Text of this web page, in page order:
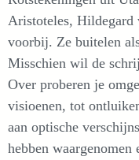
Aristoteles, Hildegard
voorbij. Ze buitelen
Misschien wil de
Over proberen je
visioenen, tot
aan optische
hebben